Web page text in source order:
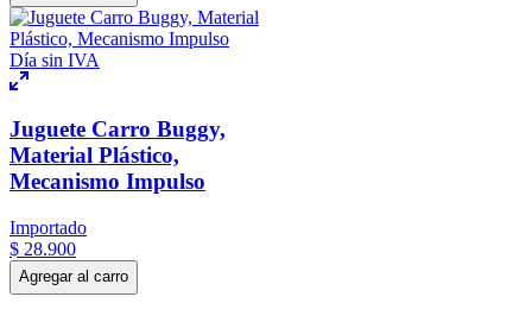
Día sin IVA
Juguete Carro Buggy,
Material Plástico,
Mecanismo Impulso
Importado
$ 28.900
Agregar al carro